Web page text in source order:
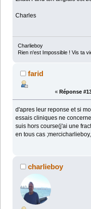
Charles
Charlieboy
Rien n'est Impossible ! Vis ta
farid
« Réponse
d'apres leur reponse et si
essais cliniques ne
suis hors course(j'ai une
en tous cas
charlieboy